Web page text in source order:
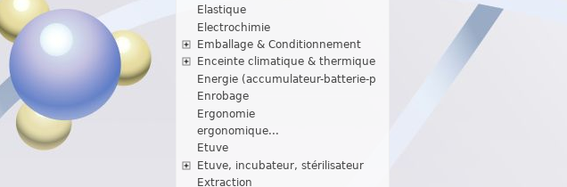
Elastique
Electrochimie
Emballage & Conditionnement
Enceinte climatique & thermique
Energie (accumulateur-batterie-p
Enrobage
Ergonomie
ergonomique...
Etuve
Etuve, incubateur, stérilisateur
Extraction